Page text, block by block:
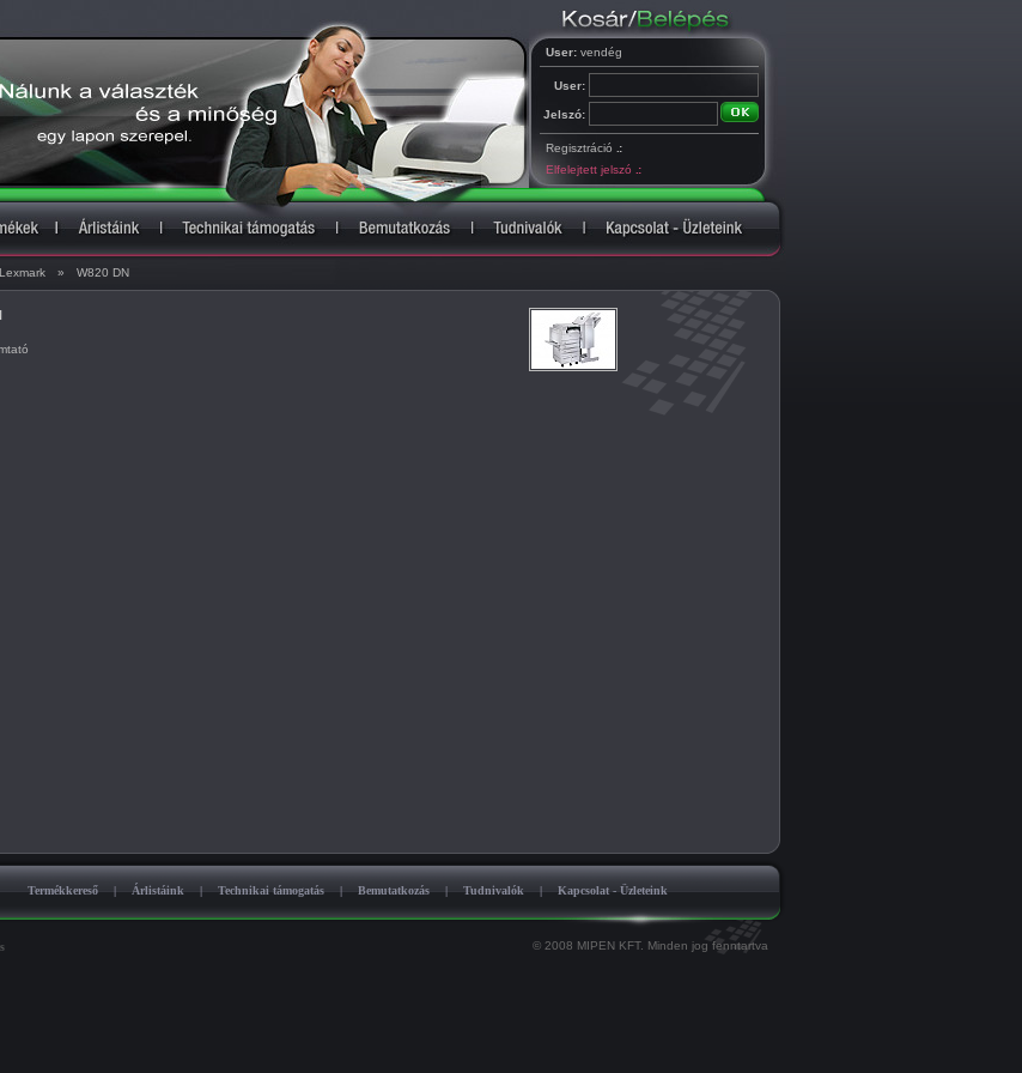
User: vendég
User:
Jelszó:
Regisztráció .:
Elfelejtett jelszó .:
Lexmark » W820 DN
Termékkereső | Árlistáink | Technikai támogatás | Bemutatkozás | Tudnivalók | Kapcsolat - Üzleteink
© 2008 MIPEN KFT. Minden jog fenntartva